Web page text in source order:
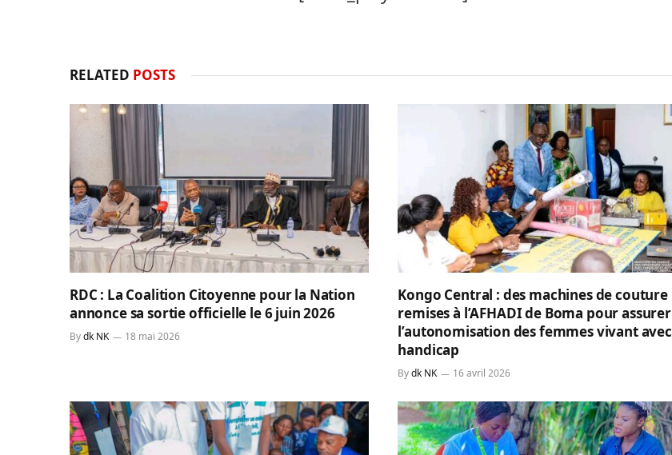
RELATED POSTS
RDC : La Coalition Citoyenne pour la Nation
annonce sa sortie officielle le 6 juin 2026
Bydk NK 18 mai 2026
Kongo Central : des machines de couture
remises à l’AFHADI de Boma pour assurer
l’autonomisation des femmes vivant avec
handicap
By dk NK 16 avril 2026